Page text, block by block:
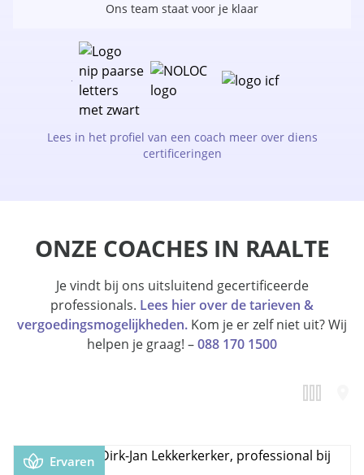
Ons team staat voor je klaar
Lees in het profiel van een coach meer over diens
certificeringen
ONZE COACHES IN RAALTE
Je vindt bij ons uitsluitend gecertificeerde
professionals. Lees hier over de tarieven &
vergoedingsmogelijkheden. Kom je er zelf niet uit? Wij
helpen je graag! –088 170 1500
Ervaren